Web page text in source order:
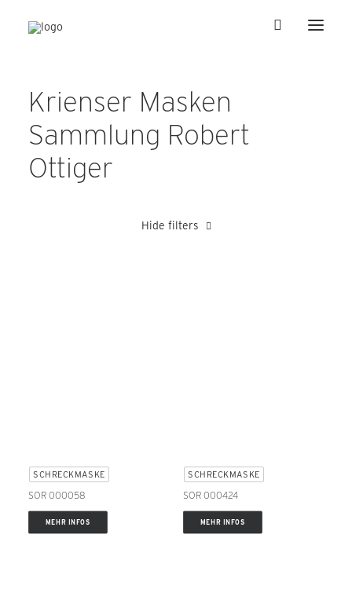
Krienser Masken
Sammlung Robert
Ottiger
Hide filters
SCHRECKMASKE
SOR 000058
MEHR INFOS
SCHRECKMASKE
SOR 000424
MEHR INFOS